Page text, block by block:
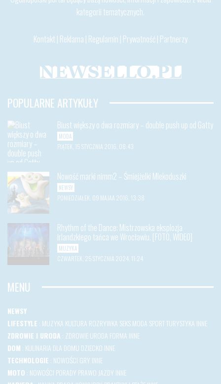
kategorii tematycznych.
Kontakt | Reklama | Regulamin | Prywatność| Partnerzy
POPULARNE ARTYKUŁY
Biust większy o dwa rozmiary – double push up od Gatty
MODA
PIĄTEK, 15 STYCZNIA 2016, 08:43
Nowość marki nimm2 – Śmiejżelki Mlekoduszki
NEWSY
PONIEDZIAŁEK, 09 MAJAA 2016, 13:38
Rhythm of the Dance: Mistrzowska eksplozja
irlandzkiego tańca we Wrocławiu. [FOTO, WIDEO]
MUZYKA
CZWARTEK, 25 STYCZNIA 2024, 11:24
MENU
NEWSY
LIFESTYLE : MUZYKA KULTURA ROZRYWKA SEKSMODA SPORTTURYSTYKA INNE
ZDROWIE I URODA : ZDROWIEURODA FORMA INNE
DOM : KULINARIA DLA DOMU DZIECKO INNE
TECHNOLOGIE : NOWOŚCI GRY INNE
MOTO : NOWOŚCI PORADY PRAWO JAZDY INNE